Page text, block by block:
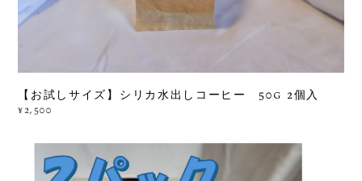
【お試しサイズ】シリカ水出しコーヒー 50g 2個入
¥2,500